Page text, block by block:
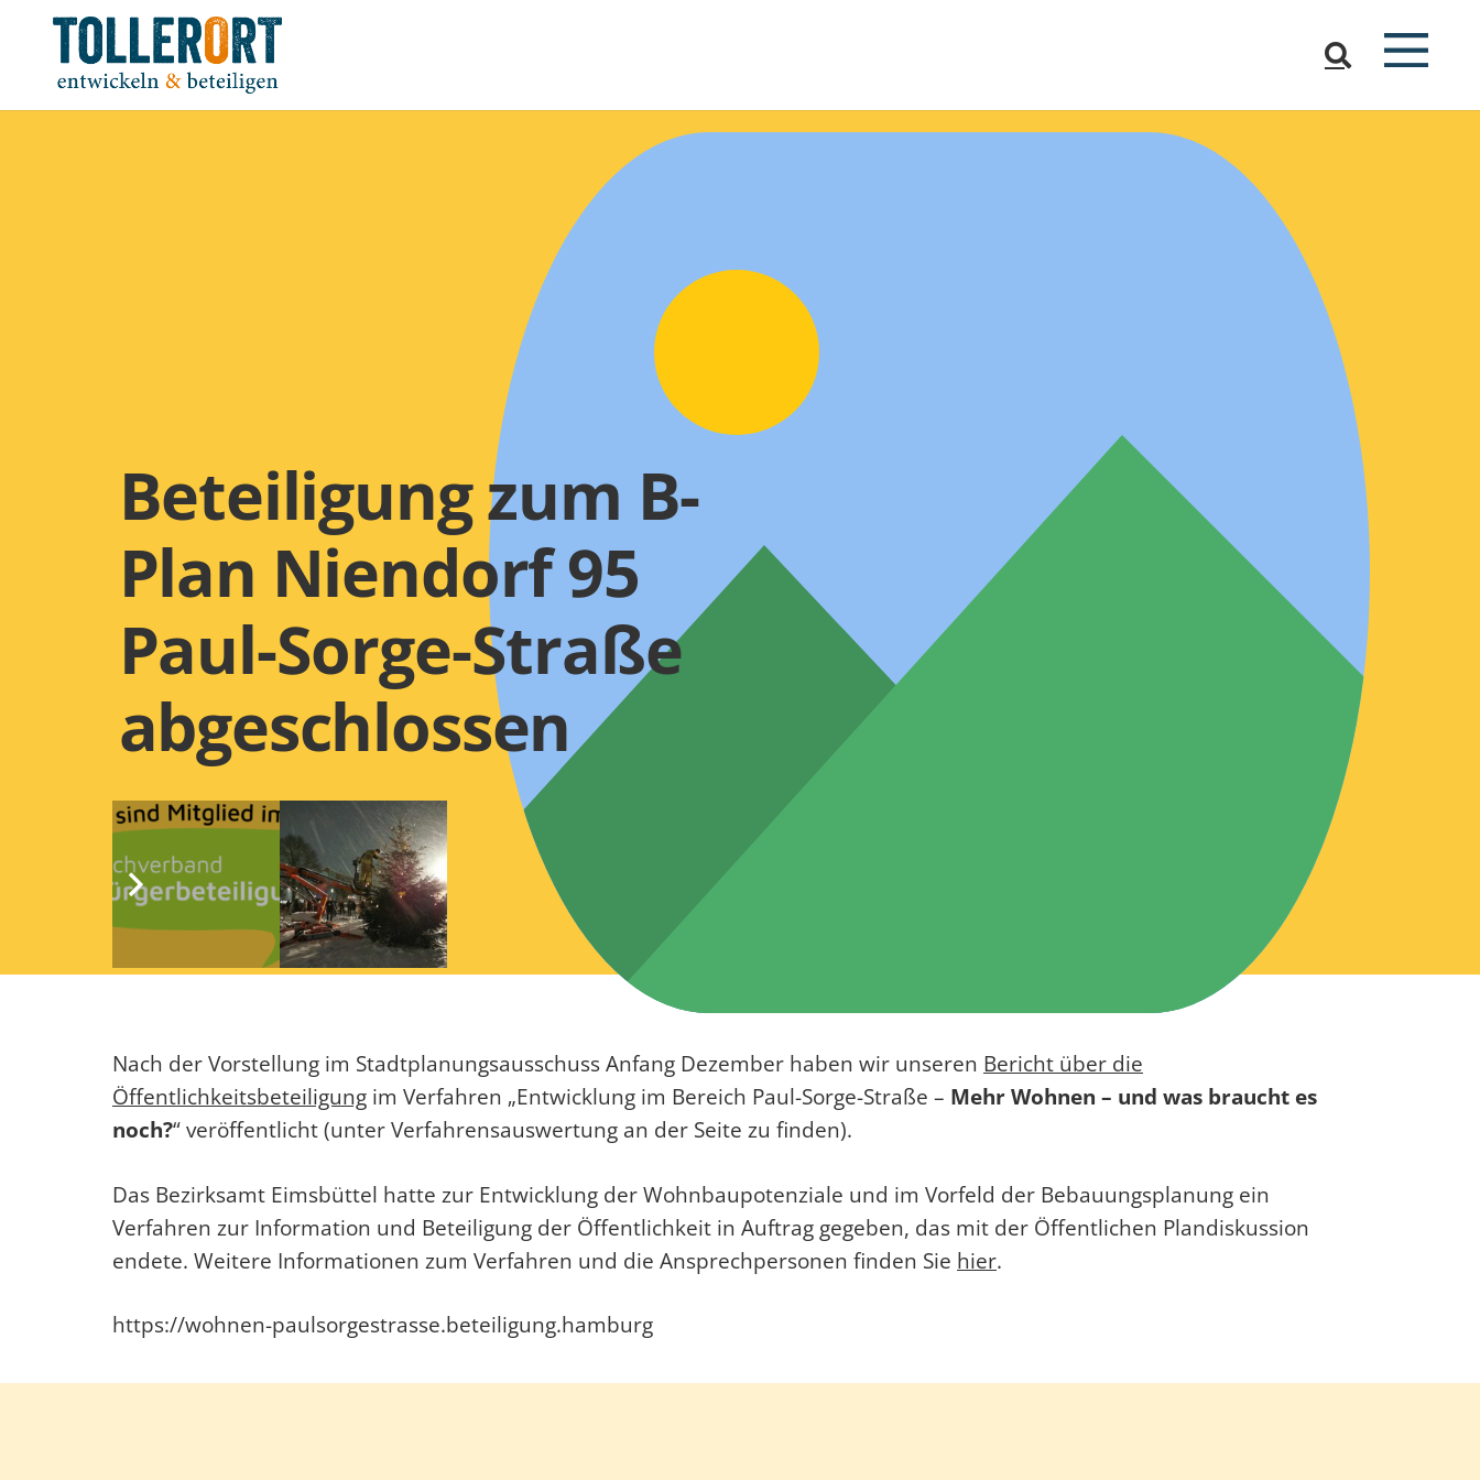
Beteiligung zum B-
Plan Niendorf 95
Paul-Sorge-Straße
abgeschlossen
Nach der Vorstellung im Stadtplanungsausschuss Anfang Dezember haben wir unseren Bericht über die
Öffentlichkeitsbeteiligung im Verfahren „Entwicklung im Bereich Paul-Sorge-Straße – Mehr Wohnen – und was braucht es
noch?“ veröffentlicht (unter Verfahrensauswertung an der Seite zu finden).
Das Bezirksamt Eimsbüttel hatte zur Entwicklung der Wohnbaupotenziale und im Vorfeld der Bebauungsplanung ein
Verfahren zur Information und Beteiligung der Öffentlichkeit in Auftrag gegeben, das mit der Öffentlichen Plandiskussion
endete. Weitere Informationen zum Verfahren und die Ansprechpersonen finden Sie hier.
https://wohnen-paulsorgestrasse.beteiligung.hamburg